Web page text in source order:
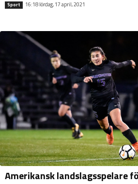
Sport 16:18 lördag, 17 april, 2021
Amerikansk landslagsspelare